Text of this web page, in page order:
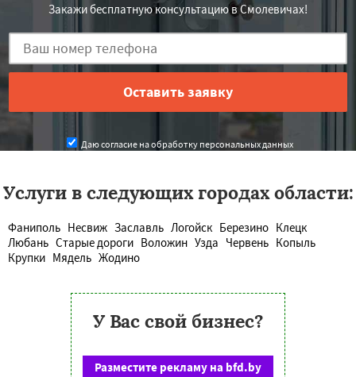
Закажи бесплатную консультацию в Смолевичах!
Даю согласие на обработку персональных данных
Услуги в следующих городах области:
Фаниполь Несвиж Заславль Логойск Березино Клецк
Любань Старые дороги Воложин Узда Червень Копыль
Крупки Мядель Жодино
У Вас свой бизнес?
Разместите рекламу на bfd.by